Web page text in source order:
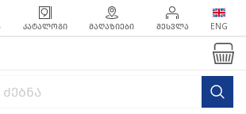
ᲙᲐᲢᲐᲚᲝᲒᲘ ᲛᲐᲦᲐᲖᲘᲔᲑᲘ ᲨᲔᲡᲕᲚᲐ ENG